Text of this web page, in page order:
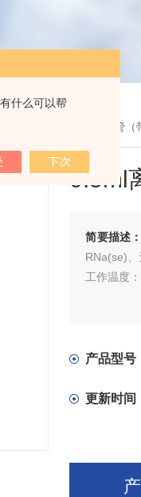
什么可以帮
> 0.5ml离心管（
0.5ml
简要描述：
RNa(se)
工作温度
产品型号
更新时间